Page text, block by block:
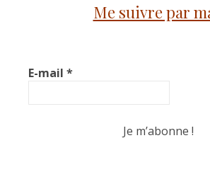
Me suivre par
E-mail *